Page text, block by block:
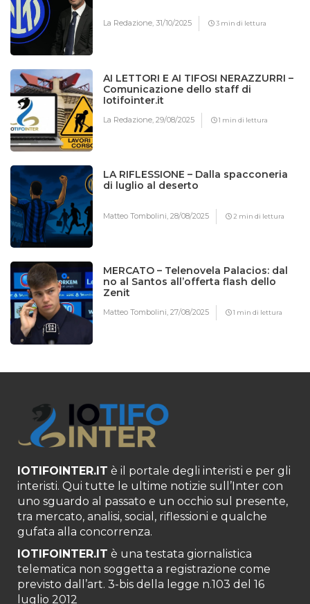
La Redazione,31/10/2025 3 min di lettura
AI LETTORI E AI TIFOSI NERAZZURRI –
Comunicazione dello staff di
Iotifointer.it
La Redazione,29/08/2025 1 min di lettura
LA RIFLESSIONE – Dalla spacconeria
di luglio al deserto
Matteo Tombolini,28/08/2025 2 min di lettura
MERCATO – Telenovela Palacios: dal
no al Santos all’offerta flash dello
Zenit
Matteo Tombolini,27/08/2025 1 min di lettura
IOTIFOINTER.IT è il portale degli interisti e per gli
interisti. Qui tutte le ultime notizie sull’Inter con
uno sguardo al passato e un occhio sul presente,
tra mercato, analisi, social, riflessioni e qualche
gufata alla concorrenza.
IOTIFOINTER.IT è una testata giornalistica
telematica non soggetta a registrazione come
previsto dall’art. 3-bis della legge n.103 del 16
luglio 2012